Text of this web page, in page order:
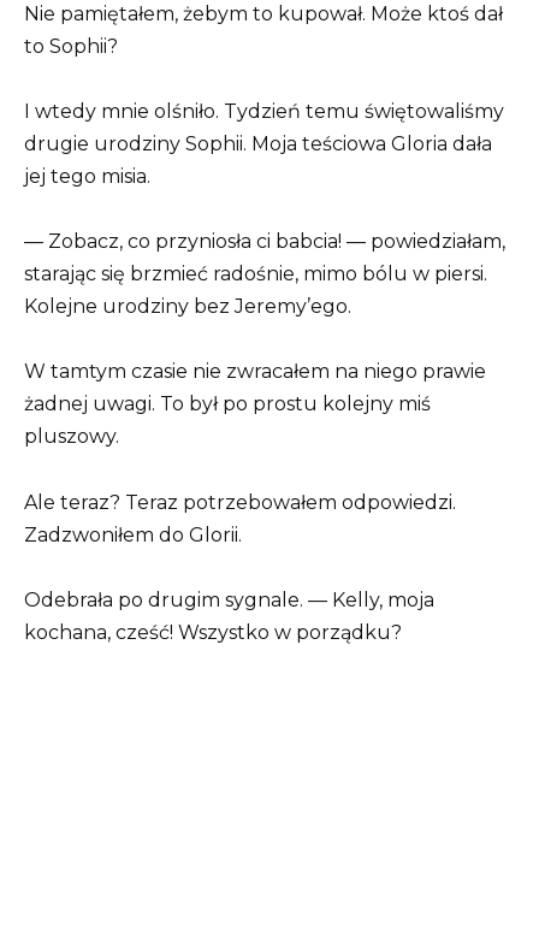
Nie pamiętałem, żebym to kupował. Może ktoś dał
to Sophii?
I wtedy mnie olśniło. Tydzień temu świętowaliśmy
drugie urodziny Sophii. Moja teściowa Gloria dała
jej tego misia.
— Zobacz, co przyniosła ci babcia! — powiedziałam,
starając się brzmieć radośnie, mimo bólu w piersi.
Kolejne urodziny bez Jeremy’ego.
W tamtym czasie nie zwracałem na niego prawie
żadnej uwagi. To był po prostu kolejny miś
pluszowy.
Ale teraz? Teraz potrzebowałem odpowiedzi.
Zadzwoniłem do Glorii.
Odebrała po drugim sygnale. — Kelly, moja
kochana, cześć! Wszystko w porządku?